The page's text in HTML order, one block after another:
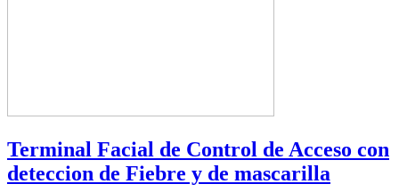
Terminal Facial de Control de Acceso con
deteccion de Fiebre y de mascarilla